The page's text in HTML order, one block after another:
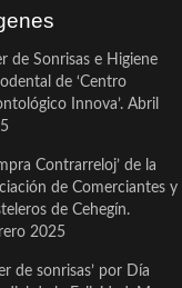
de Sonrisas e Higiene
de ‘Centro
Innova’. Abril
Contrarreloj’ de la
de Comerciantes y
de Cehegín.
2025
de sonrisas’ por Día